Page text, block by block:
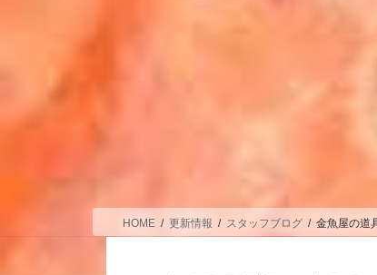
HOME 更新情報 スタッフブログ 金魚屋の道